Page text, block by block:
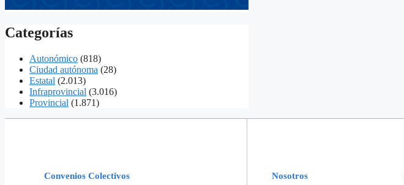
Categorías
Autonómico (818)
Ciudad autónoma (28)
Estatal (2.013)
Infraprovincial (3.016)
Provincial (1.871)
Convenios Colectivos
Nosotros